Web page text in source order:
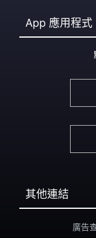
App 應用程式
其他連結
廣告